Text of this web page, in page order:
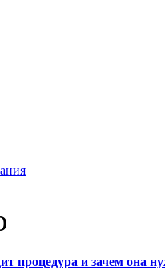
процедура и зачем она